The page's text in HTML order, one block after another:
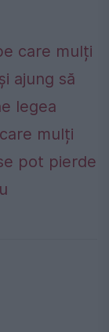
care mulți
ajung să
legea
mulți
pot pierde